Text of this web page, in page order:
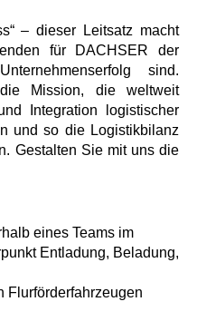
– dieser Leitsatz macht
für DACHSER der
sind.
Mission, die weltweit
Integration logistischer
und so die Logistikbilanz
Gestalten Sie mit uns die
eines Teams im
Entladung, Beladung,
Flurförderfahrzeugen